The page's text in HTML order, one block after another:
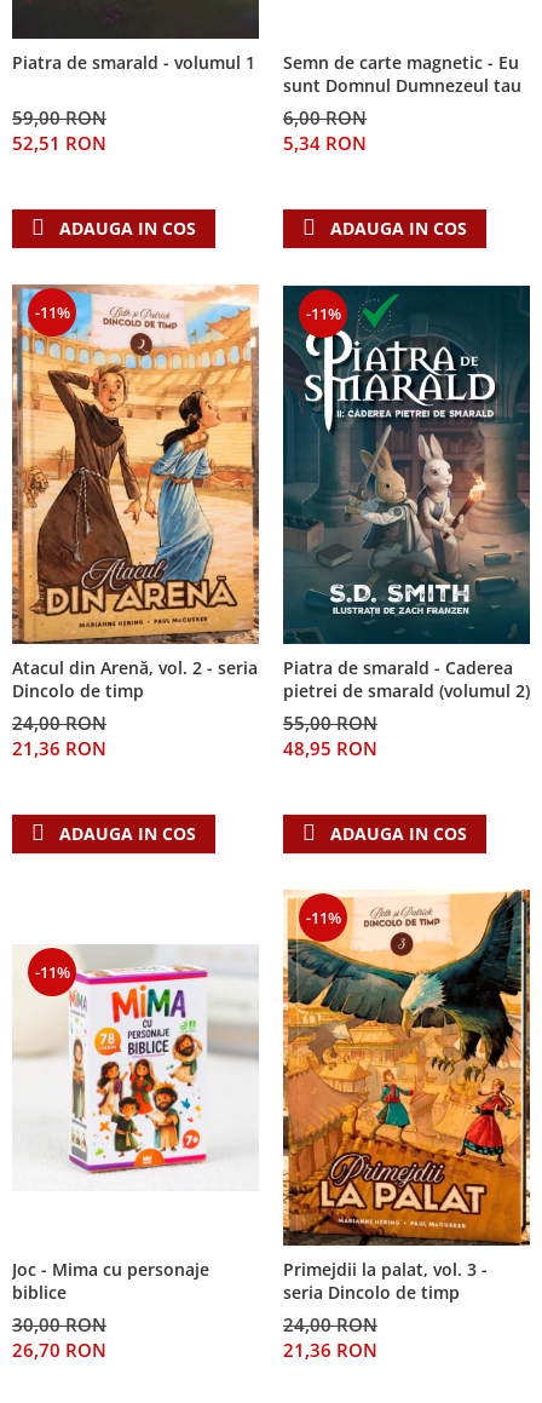
Piatra de smarald - volumul 1
59,00 RON
52,51 RON
ADAUGA IN COS
Semn de carte magnetic - Eu
sunt Domnul Dumnezeul tau
6,00 RON
5,34 RON
ADAUGA IN COS
-11%
Atacul din Arenă, vol. 2 - seria
Dincolo de timp
24,00 RON
21,36 RON
ADAUGA IN COS
-11%
Piatra de smarald - Caderea
pietrei de smarald (volumul 2)
55,00 RON
48,95 RON
ADAUGA IN COS
-11%
Joc - Mima cu personaje
biblice
30,00 RON
26,70 RON
-11%
Primejdii la palat, vol. 3 -
seria Dincolo de timp
24,00 RON
21,36 RON